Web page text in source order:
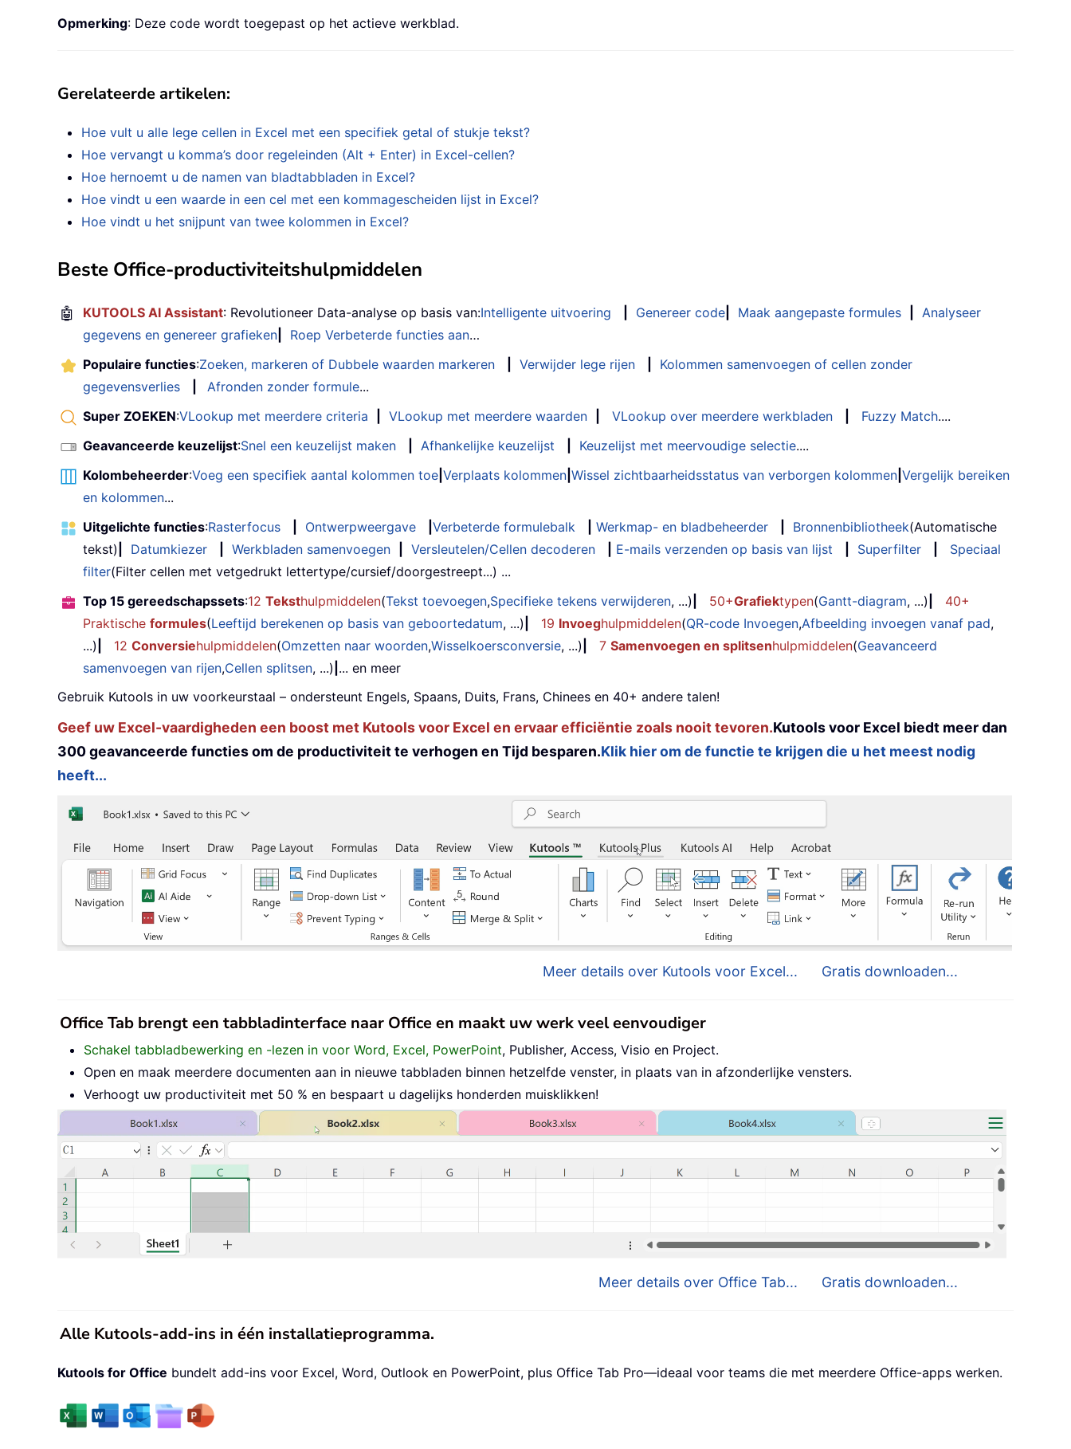
Opmerking: Deze code wordt toegepast op het actieve werkblad.
Gerelateerde artikelen:
Hoe vult u alle lege cellen in Excel met een specifiek getal of stukje tekst?
Hoe vervangt u komma’s door regeleinden (Alt + Enter) in Excel-cellen?
Hoe hernoemt u de namen van bladtabbladen in Excel?
Hoe vindt u een waarde in een cel met een kommagescheiden lijst in Excel?
Hoe vindt u het snijpunt van twee kolommen in Excel?
Beste Office-productiviteitshulpmiddelen
🤖 KUTOOLS AI Assistant: Revolutioneer Data-analyse op basis van:Intelligente uitvoering Genereer code Maak aangepaste formules
Analyseer
gegevens en genereer grafieken
Roep Verbeterde functies aan…
Populaire functies:Zoeken, markeren of Dubbele waarden markeren Verwijder lege rijen
Kolommen samenvoegen of cellen zonder
gegevensverlies
Afronden zonder formule...
Super ZOEKEN:VLookup met meerdere criteria VLookup met meerdere waarden VLookup over meerdere werkbladen Fuzzy Match....
Geavanceerde keuzelijst:Snel een keuzelijst maken Afhankelijke keuzelijst Keuzelijst met meervoudige selectie....
Kolombeheerder:Voeg een specifiek aantal kolommen toe Verplaats kolommen Wissel zichtbaarheidsstatus van verborgen kolommen Vergelijk bereiken
en kolommen...
Uitgelichte functies:Rasterfocus Ontwerpweergave Verbeterde formulebalk Werkmap- en bladbeheerder Bronnenbibliotheek(Automatische
tekst)
Datumkiezer Werkbladen samenvoegen Versleutelen/Cellen decoderen E-mails verzenden op basis van lijst Superfilter
Speciaal
filter(Filter cellen met vetgedrukt lettertype/cursief/doorgestreept...) ...
Top 15 gereedschapssets:12 Teksthulpmiddelen(Tekst toevoegen,Specifieke tekens verwijderen, ...) 50+Grafiektypen(Gantt-diagram, ...)
40+
Praktische formules(Leeftijd berekenen op basis van geboortedatum, ...) 19 Invoeghulpmiddelen(QR-code Invoegen,Afbeelding invoegen vanaf pad,
...)
12 Conversiehulpmiddelen(Omzetten naar woorden,Wisselkoersconversie, ...) 7 Samenvoegen en splitsenhulpmiddelen(Geavanceerd
samenvoegen van rijen,Cellen splitsen, ...) ... en meer
Gebruik Kutools in uw voorkeurstaal – ondersteunt Engels, Spaans, Duits, Frans, Chinees en 40+ andere talen!
Geef uw Excel-vaardigheden een boost met Kutools voor Excel en ervaar efficiëntie zoals nooit tevoren.Kutools voor Excel biedt meer dan
300 geavanceerde functies om de productiviteit te verhogen en Tijd besparen.Klik hier om de functie te krijgen die u het meest nodig
heeft...
Meer details over Kutools voor Excel... Gratis downloaden...
Office Tab brengt een tabbladinterface naar Office en maakt uw werk veel eenvoudiger
Schakel tabbladbewerking en -lezen in voor Word, Excel, PowerPoint, Publisher, Access, Visio en Project.
Open en maak meerdere documenten aan in nieuwe tabbladen binnen hetzelfde venster, in plaats van in afzonderlijke vensters.
Verhoogt uw productiviteit met 50 % en bespaart u dagelijks honderden muisklikken!
Meer details over Office Tab... Gratis downloaden...
Alle Kutools-add-ins in één installatieprogramma.
Kutools for Office bundelt add-ins voor Excel, Word, Outlook en PowerPoint, plus Office Tab Pro—ideaal voor teams die met meerdere Office-apps werken.